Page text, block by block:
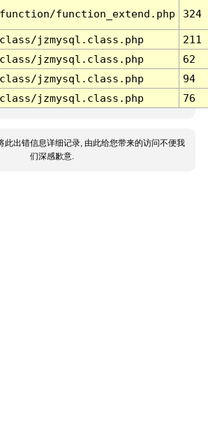
function_extend.php 324
jzmysql.class.php
211
jzmysql.class.php
62
jzmysql.class.php
94
jzmysql.class.php 76
此出错信息详细记录, 由此给您带来的访问不便我
们深感歉意.